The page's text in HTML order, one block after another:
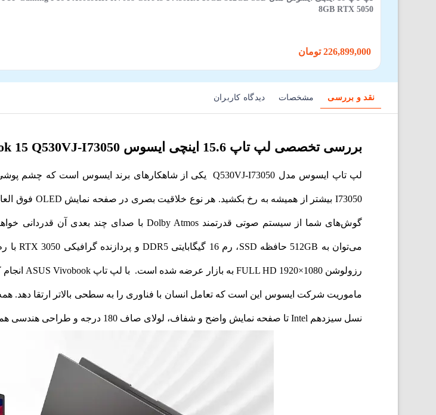
8GB RTX 5050
نقد و بررسی مشخصات دیدگاه کاربران
بررسی تخصصی لپ‌ تاپ 15.6 اینچی ایسوس Vivobook 15 Q530VJ-I73050
گوش‌های شما از سیستم صوتی قدرتمند Dolby Atmos با صدای چند بعدی آن قدردانی خواهند کرد.
رزولوشن FULL HD 1920×1080 به بازار عرضه شده است. با لپ تاپ ASUS Vivobook انجام کارها در هر مکانی آسان است.
نسل سیزدهم Intel تا صفحه نمایش واضح و شفاف، لولای صاف 180 درجه و طراحی هندسی همه چیز برای یک انتخاب خوب آماده است.